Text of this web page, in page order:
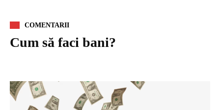
COMENTARII
Cum să faci bani?